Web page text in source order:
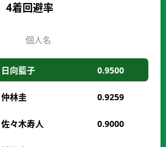
4着回避率
個人名
日向藍子 0.9500
仲林圭 0.9259
佐々木寿人 0.9000